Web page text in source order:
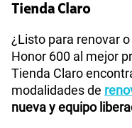
Tienda Claro
¿Listo para renovar
Honor 600 al mejor
Tienda Claro
modalidades de
nueva y equipo